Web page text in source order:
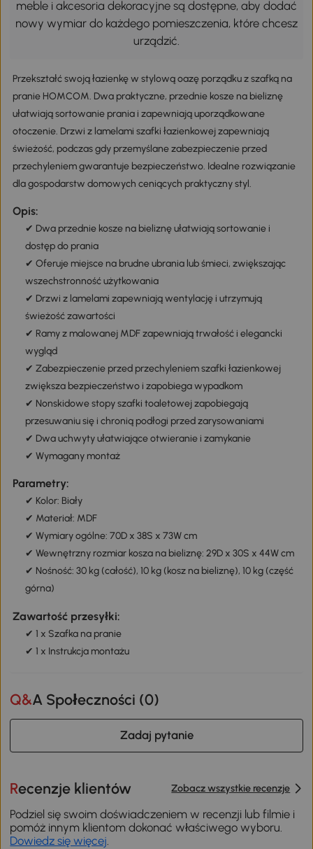
meble i akcesoria dekoracyjne są dostępne, aby dodać
nowy wymiar do każdego pomieszczenia, które chcesz
urządzić.
Przekształć swoją łazienkę w stylową oazę porządku z szafką na
pranie HOMCOM. Dwa praktyczne, przednie kosze na bieliznę
ułatwiają sortowanie prania i zapewniają uporządkowane
otoczenie. Drzwi z lamelami szafki łazienkowej zapewniają
świeżość, podczas gdy przemyślane zabezpieczenie przed
przechyleniem gwarantuje bezpieczeństwo. Idealne rozwiązanie
dla gospodarstw domowych ceniących praktyczny styl.
Opis:
✔ Dwa przednie kosze na bieliznę ułatwiają sortowanie i
dostęp do prania
✔ Oferuje miejsce na brudne ubrania lub śmieci, zwiększając
wszechstronność użytkowania
✔ Drzwi z lamelami zapewniają wentylację i utrzymują
świeżość zawartości
✔ Ramy z malowanej MDF zapewniają trwałość i elegancki
wygląd
✔ Zabezpieczenie przed przechyleniem szafki łazienkowej
zwiększa bezpieczeństwo i zapobiega wypadkom
✔ Nonskidowe stopy szafki toaletowej zapobiegają
przesuwaniu się i chronią podłogi przed zarysowaniami
✔ Dwa uchwyty ułatwiające otwieranie i zamykanie
✔ Wymagany montaż
Parametry:
✔ Kolor: Biały
✔ Materiał: MDF
✔ Wymiary ogólne: 70D x 38S x 73W cm
✔ Wewnętrzny rozmiar kosza na bieliznę: 29D x 30S x 44W cm
✔ Nośność: 30 kg (całość), 10 kg (kosz na bieliznę), 10 kg (część
górna)
Zawartość przesyłki:
✔ 1 x Szafka na pranie
✔ 1 x Instrukcja montażu
Q&A Społeczności (0)
Zadaj pytanie
Recenzje klientów Zobacz wszystkie recenzje
Podziel się swoim doświadczeniem w recenzji lub filmie i
pomóż innym klientom dokonać właściwego wyboru.
Dowiedz się więcej.